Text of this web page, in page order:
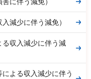
に伴う減免）
減少に伴う減免）
収入減少に伴う減
よる収入減少に伴う